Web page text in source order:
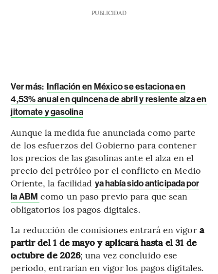
PUBLICIDAD
Ver más: Inflación en México se estaciona en
4,53% anual en quincena de abril y resiente alza en
jitomate y gasolina
Aunque la medida fue anunciada como parte
de los esfuerzos del Gobierno para contener
los precios de las gasolinas ante el alza en el
precio del petróleo por el conflicto en Medio
Oriente, la facilidad ya había sido anticipada por
la ABM como un paso previo para que sean
obligatorios los pagos digitales.
La reducción de comisiones entrará en vigora
partir del 1 de mayo y aplicará hasta el 31 de
octubre de 2026; una vez concluido ese
periodo, entrarían en vigor los pagos digitales.